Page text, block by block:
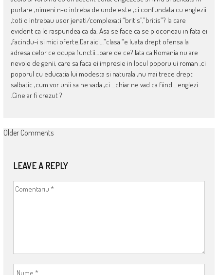
purtare ,nimeni n-o intreba de unde este ,ci confundata cu englezii
,toti o intrebau usor jenati/complexati “britis”,”britis”? la care
evident ca le raspundea ca da. Asa se face ca se ploconeau in fata ei
,facindu-i si mici oferte.Dar aici…”clasa “e luata drept ofensa la
adresa celor ce ocupa functii…oare de ce? Iata ca Romania nu are
nevoie de genii, care sa faca ei impresie in locul poporului roman ,ci
poporul cu educatia lui modesta si naturala ,nu mai trece drept
salbatic ,cum vor unii sa ne vada ,ci …chiar ne vad ca fiind …englezi
.Cine ar fi crezut ?
COMMENT
Older Comments
LEAVE A REPLY